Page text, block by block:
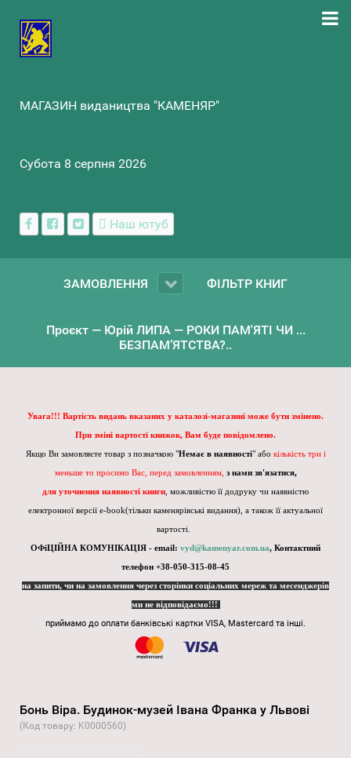
МАГАЗИН видаництва "КАМЕНЯР"
Субота 8 серпня 2026
Наш ютуб
ЗАМОВЛЕННЯ ФІЛЬТР КНИГ
Проєкт — Юрій ЛИПА — РОКИ ПАМ'ЯТІ ЧИ ...
БЕЗПАМ’ЯТСТВА?..
Увага!!! Вартість видань вказаних у каталозі-магазині може бути змінено.
При зміні вартості книжок, Вам буде повідомлено.
Якщо Ви замовляєте товар з позначкою "Немає в наявності" або кількість три і
меньше то просимо Вас, перед замовленням, з нами зв'язатися,
для уточнення наявності книги , можливістю її додруку чи наявністю
електронної версії e-book(тільки каменярівські видання), а також її актуальної
вартості.
ОФіЦІЙНА КОМУНІКАЦІЯ - email: vyd@kamenyar.com.ua, Контактний
телефон +38-050-315-08-45
на запити, чи на замовлення через сторінки соціальних мереж та месенджерів
ми не відповідаємо!!!
приймамо до оплати банківські картки VISA, Mastercard та інші.
Бонь Віра. Будинок-музей Івана Франка у Львові
(Код товару: K0000560)